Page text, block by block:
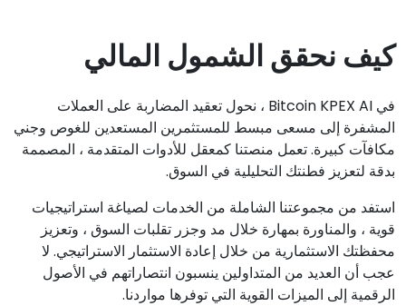
كيف نحقق الشمول المالي
في Bitcoin KPEX AI ، نحول تعقيد المضاربة على العملات
المشفرة إلى مسعى مبسط للمستثمرين المستعدين للغوص وجني
مكافآت كبيرة. تعمل منصتنا كمعقل للأدوات المتقدمة ، المصممة
بدقة لتعزيز فطنتك التحليلية في السوق.
استفد من مجموعتنا الشاملة من الخدمات لصياغة استراتيجيات
قوية ، والمناورة بمهارة خلال مد وجزر تقلبات السوق ، وتعزيز
محفظتك الاستثمارية من خلال إعادة الاستثمار الاستراتيجي. لا
عجب أن العديد من المتداولين ينسبون انتصاراتهم في الأصول
الرقمية إلى الميزات القوية التي توفرها مواردنا.